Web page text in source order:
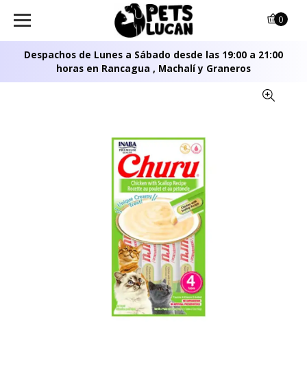
Despachos de Lunes a Sábado desde las 19:00 a 21:00
horas en Rancagua , Machalí y Graneros
0